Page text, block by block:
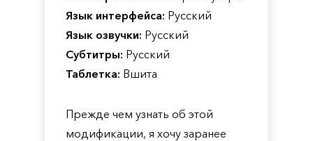
Язык интерфейса: Русский
Язык озвучки: Русский
Субтитры: Русский
Таблетка: Вшита
Прежде чем узнать об этой
модификации, я хочу заранее